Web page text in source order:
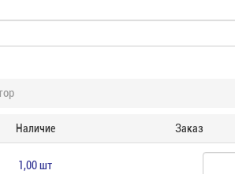
Наличие Заказ
1,00 шт